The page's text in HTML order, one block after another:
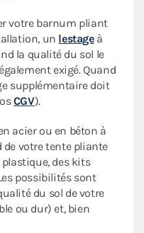
votre barnum pliant
un lestageà
la qualité du sol le
exigé. Quand
supplémentaire doit
CGV).
acier ou en béton à
de votre tente pliante
des kits
possibilités sont
du sol de votre
ou dur) et, bien